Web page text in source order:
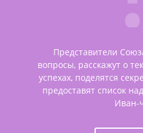
Представители
вопросы, расскажут о
успехах, поделятся
предоставят список
Иван-